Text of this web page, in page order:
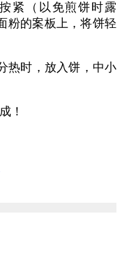
紧（以免煎饼时露
粉的案板上，将饼轻
热时，放入饼，中小
！